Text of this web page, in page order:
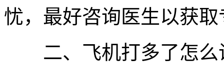
忧，最好咨询医生以获
二、飞机打多了怎么